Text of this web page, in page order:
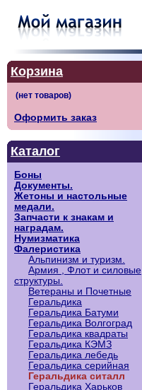
Корзина
Оформить заказ
Каталог
Боны
Документы.
Жетоны и настольные
медали.
Запчасти к знакам и
наградам.
Нумизматика
Фалеристика
Альпинизм и туризм.
Армия , Флот и силовые
структуры.
Ветераны и Почетные
Геральдика
Геральдика Батуми
Геральдика Волгоград
Геральдика квадраты
Геральдика КЭМЗ
Геральдика лебедь
Геральдика серийная
Геральдика ситалл
Геральдика Харьков